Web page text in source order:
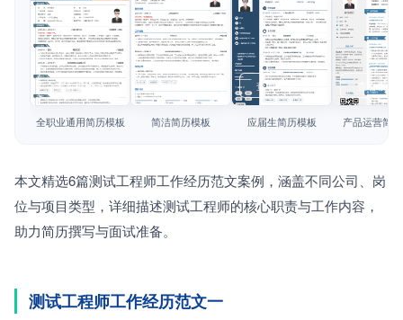
AI 职场工具 New
简历模板
简历教程
查看模板
全职业通用简历模板
查看模板
简洁简历模板
查看模板
应届生简历模板
查看模板
产品运营简
本文精选6篇测试工程师工作经历范文案例，涵盖不同公司、岗
位与项目类型，详细描述测试工程师的核心职责与工作内容，
助力简历撰写与面试准备。
测试工程师工作经历范文一